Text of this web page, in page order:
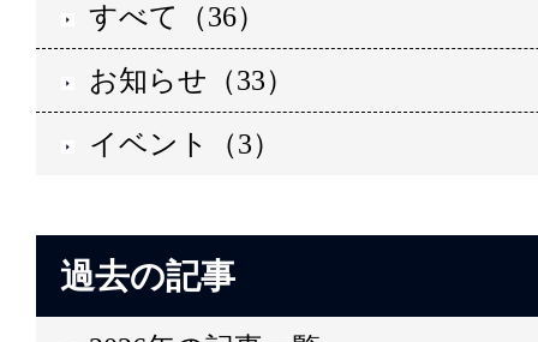
すべて（36）
お知らせ（33）
イベント（3）
過去の記事